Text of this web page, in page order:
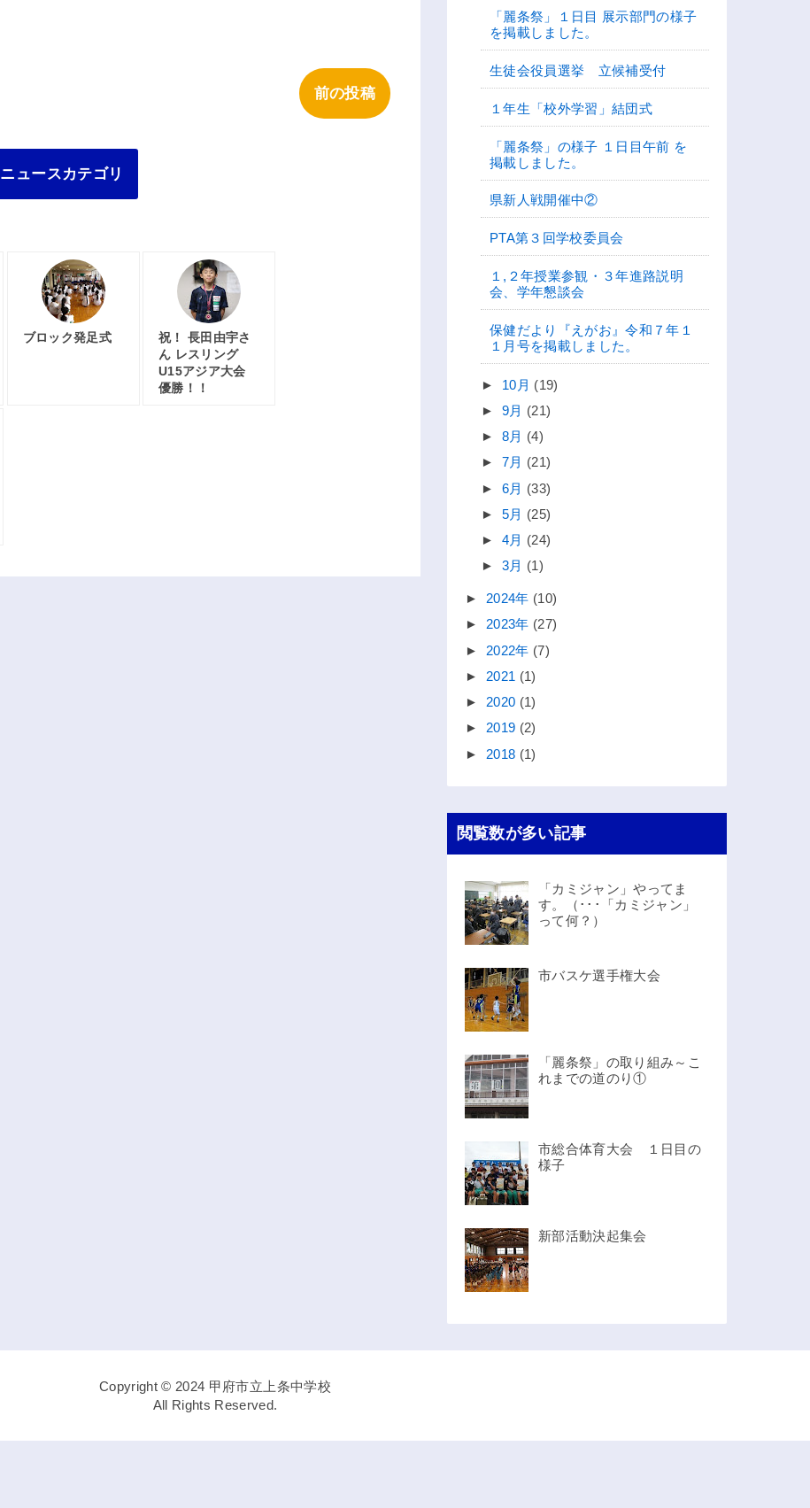
前の投稿
ニュースカテゴリ
ブロック発足式
祝！ 長田由宇さ
ん レスリング
U15アジア大会
優勝！！
「麗条祭」１日目 展示部門の様子
を掲載しました。
生徒会役員選挙 立候補受付
１年生「校外学習」結団式
「麗条祭」の様子 １日目午前 を
掲載しました。
県新人戦開催中②
PTA第３回学校委員会
１,２年授業参観・３年進路説明
会、学年懇談会
保健だより『えがお』令和７年１
１月号を掲載しました。
► 10月 (19)
► 9月 (21)
► 8月 (4)
► 7月 (21)
► 6月 (33)
► 5月 (25)
► 4月 (24)
► 3月 (1)
► 2024年 (10)
► 2023年 (27)
► 2022年 (7)
► 2021 (1)
► 2020 (1)
► 2019 (2)
► 2018 (1)
閲覧数が多い記事
「カミジャン」やってま
す。（･･･「カミジャン」
って何？）
市バスケ選手権大会
「麗条祭」の取り組み～こ
れまでの道のり①
市総合体育大会 １日目の
様子
新部活動決起集会
Copyright © 2024 甲府市立上条中学校
All Rights Reserved.